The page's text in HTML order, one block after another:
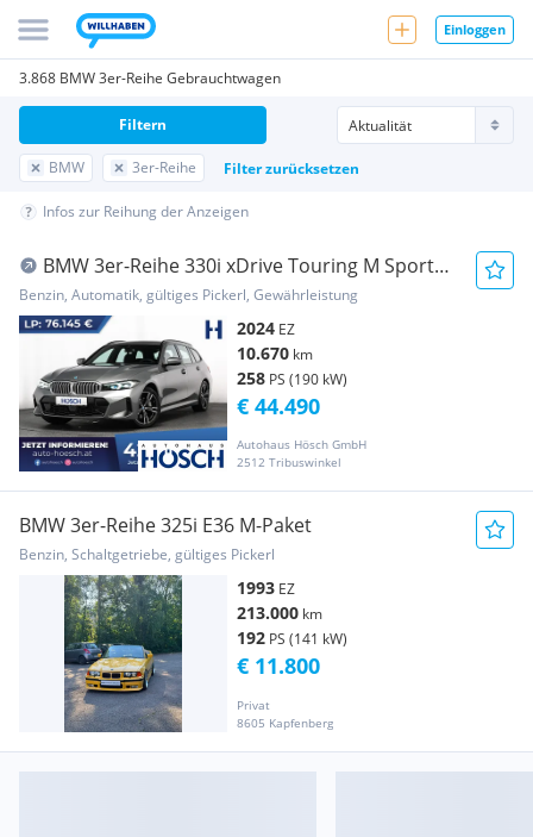
Einloggen
3.868 BMW 3er-Reihe Gebrauchtwagen
BMW 3er-Reihe Filter zurücksetzen
Filtern
Infos zur Reihung der Anzeigen
BMW 3er-Reihe 330i xDrive Touring M Sport
WIE NEU WENIG KM -44%
Benzin, Automatik, gültiges Pickerl, Gewährleistung
2024 EZ
10.670 km
258 PS (190 kW)
Autohaus Hösch GmbH
2512 Tribuswinkel
€ 44.490
BMW 3er-Reihe 325i E36 M-Paket
Benzin, Schaltgetriebe, gültiges Pickerl
1993 EZ
213.000 km
192 PS (141 kW)
Privat
8605 Kapfenberg
€ 11.800